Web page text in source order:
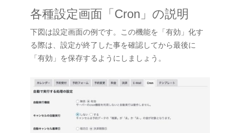
各種設定画面「Cron」の説明
下図は設定画面の例です。この機能を「有効」化す
る際は、設定が終了した事を確認してから最後に
「有効」を保存するようにしましょう。